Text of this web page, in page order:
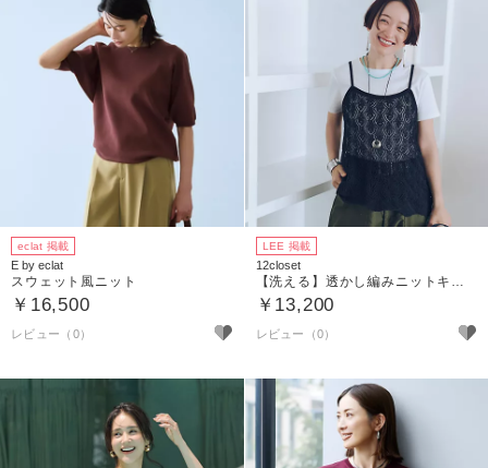
eclat 掲載
E by eclat
スウェット風ニット
￥16,500
LEE 掲載
12closet
￥13,200